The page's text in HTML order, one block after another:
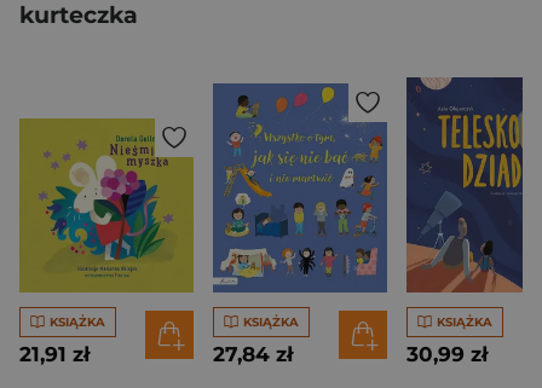
kurteczka
KSIĄŻKA
21,91 zł
KSIĄŻKA
27,84 zł
KSIĄŻKA
30,99 zł